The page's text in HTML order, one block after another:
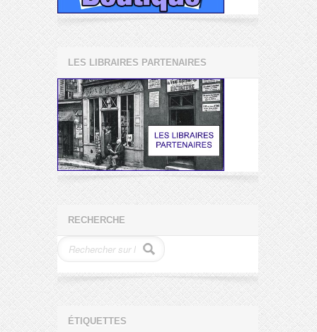
LES LIBRAIRES PARTENAIRES
RECHERCHE
ÉTIQUETTES